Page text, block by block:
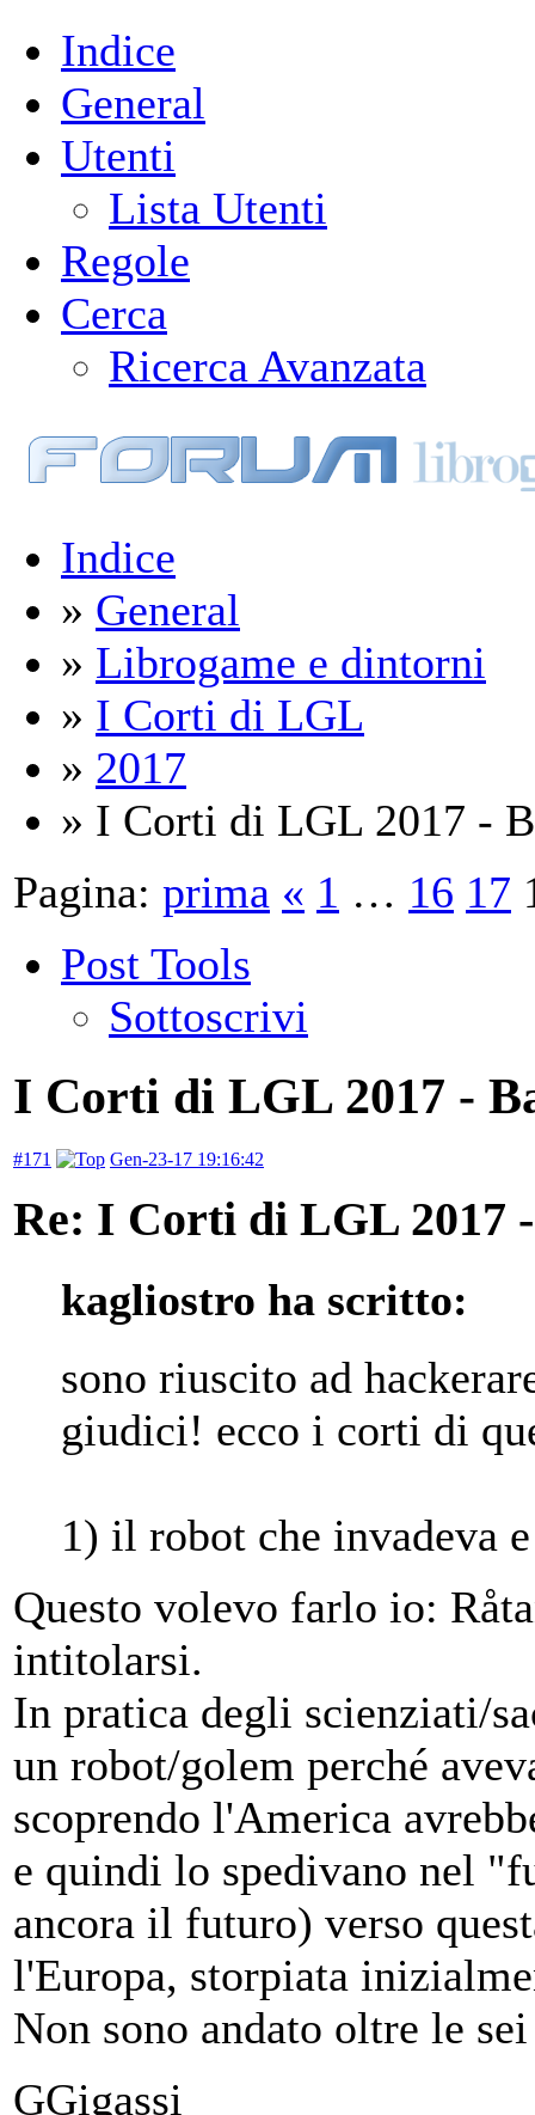
Indice
General
Utenti
Lista Utenti
Regole
Cerca
Ricerca Avanzata
Indice
» General
» Librogame e dintorni
» I Corti di LGL
» 2017
» I Corti di LGL 2017 -
Pagina: prima « 1 … 16 17
Post Tools
Sottoscrivi
I Corti di LGL 2017 -
#171 Gen-23-17 19:16:42
Re: I Corti di LGL 2017
kagliostro ha scritto:
sono riuscito ad
giudici! ecco i corti di
1) il robot che invadeva
Questo volevo farlo io:
intitolarsi.
In pratica degli scienziati/
un robot/golem perché
scoprendo l'America
e quindi lo spedivano nel
ancora il futuro) verso
l'Europa, storpiata
Non sono andato oltre le
GGigassi